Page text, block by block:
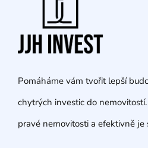
Pomáháme vám tvořit lepší
chytrých investic do
pravé nemovitosti a efektivně je